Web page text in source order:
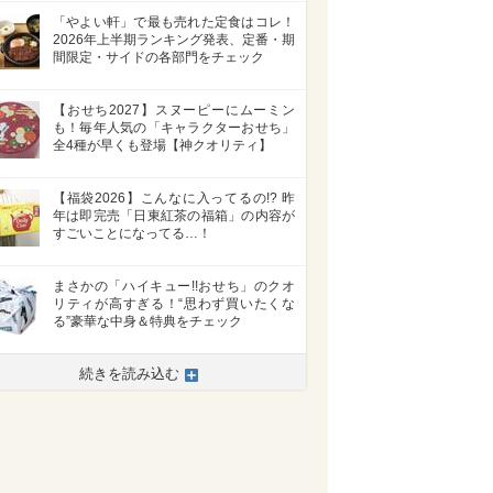
「やよい軒」で最も売れた定食はコレ！
2026年上半期ランキング発表、定番・期
間限定・サイドの各部門をチェック
【おせち2027】スヌーピーにムーミン
も！毎年人気の「キャラクターおせち」
全4種が早くも登場【神クオリティ】
【福袋2026】こんなに入ってるの!? 昨
年は即完売「日東紅茶の福箱」の内容が
すごいことになってる…！
まさかの「ハイキュー!!おせち」のクオ
リティが高すぎる！“思わず買いたくな
る”豪華な中身＆特典をチェック
続きを読み込む